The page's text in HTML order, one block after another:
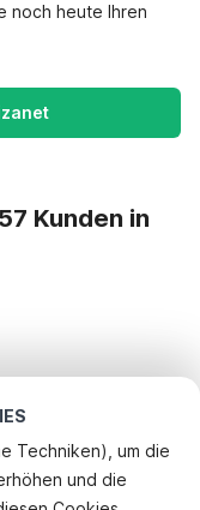
Techniken), um die
und die
noch heute Ihren
Kunden in